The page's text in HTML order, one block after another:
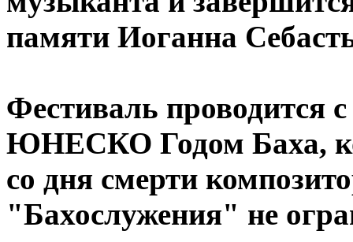
памяти Иоганна
Фестиваль проводится
ЮНЕСКО Годом Баха,
со дня смерти
"Бахослужения" не